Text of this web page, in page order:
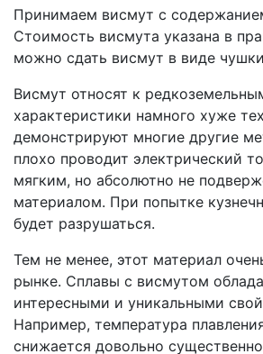
Принимаем висмут с
Стоимость висмута указана в
можно сдать висмут в виде
Висмут относят к
характеристики намного хуже
демонстрируют многие другие
плохо проводит электрический
мягким, но абсолютно не
материалом. При попытке
будет разрушаться.
Тем не менее, этот материал
рынке. Сплавы с висмутом
интересными и уникальными
Например, температура
снижается довольно